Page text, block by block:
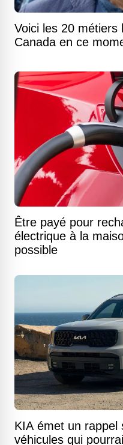
Voici les 20 métiers
Canada en ce
Être payé pour
électrique à la
possible
KIA émet un rappel
véhicules qui